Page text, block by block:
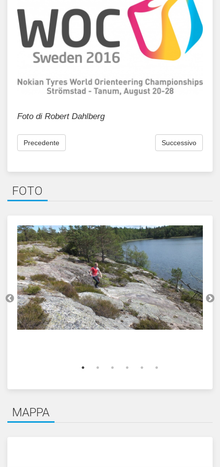
Foto di Robert Dahlberg
Precedente Successivo
FOTO
MAPPA